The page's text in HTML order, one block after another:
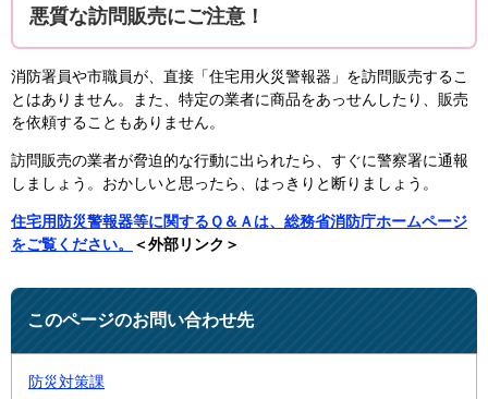
悪質な訪問販売にご注意！
消防署員や市職員が、直接「住宅用火災警報器」を訪問販売するこ
とはありません。また、特定の業者に商品をあっせんしたり、販売
を依頼することもありません。
訪問販売の業者が脅迫的な行動に出られたら、すぐに警察署に通報
しましょう。おかしいと思ったら、はっきりと断りましょう。
住宅用防災警報器等に関するＱ＆Ａは、総務省消防庁ホームページ
をご覧ください。
＜外部リンク＞
このページのお問い合わせ先
防災対策課